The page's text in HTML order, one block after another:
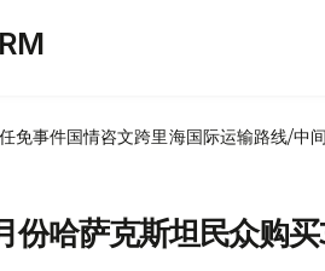
免事件国情咨文跨里海国际运输路线/中
份哈萨克斯坦民众购